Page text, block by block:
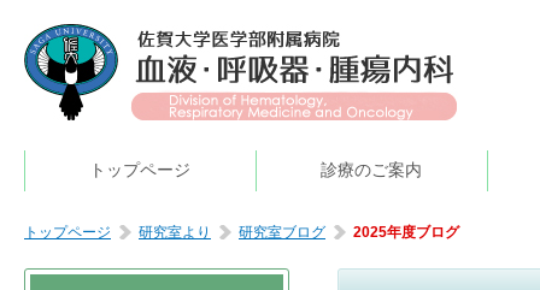
トップページ 診療のご案内
トップページ 研究室より 研究室ブログ 2025年度ブログ